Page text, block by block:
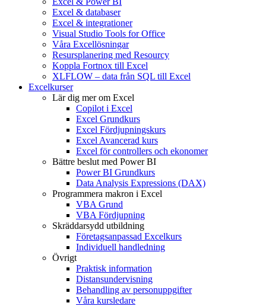
Excel & databaser
Excel & integrationer
Visual Studio Tools for Office
Våra Excellösningar
Resursplanering med Resourcy
Koppla Fortnox till Excel
XLFLOW – data från SQL till Excel
Excelkurser
Lär dig mer om Excel
Copilot i Excel
Excel Grundkurs
Excel Fördjupningskurs
Excel Avancerad kurs
Excel för controllers och ekonomer
Bättre beslut med Power BI
Power BI Grundkurs
Data Analysis Expressions (DAX)
Programmera makron i Excel
VBA Grund
VBA Fördjupning
Skräddarsydd utbildning
Företagsanpassad Excelkurs
Individuell handledning
Övrigt
Praktisk information
Distansundervisning
Behandling av personuppgifter
Våra kursledare